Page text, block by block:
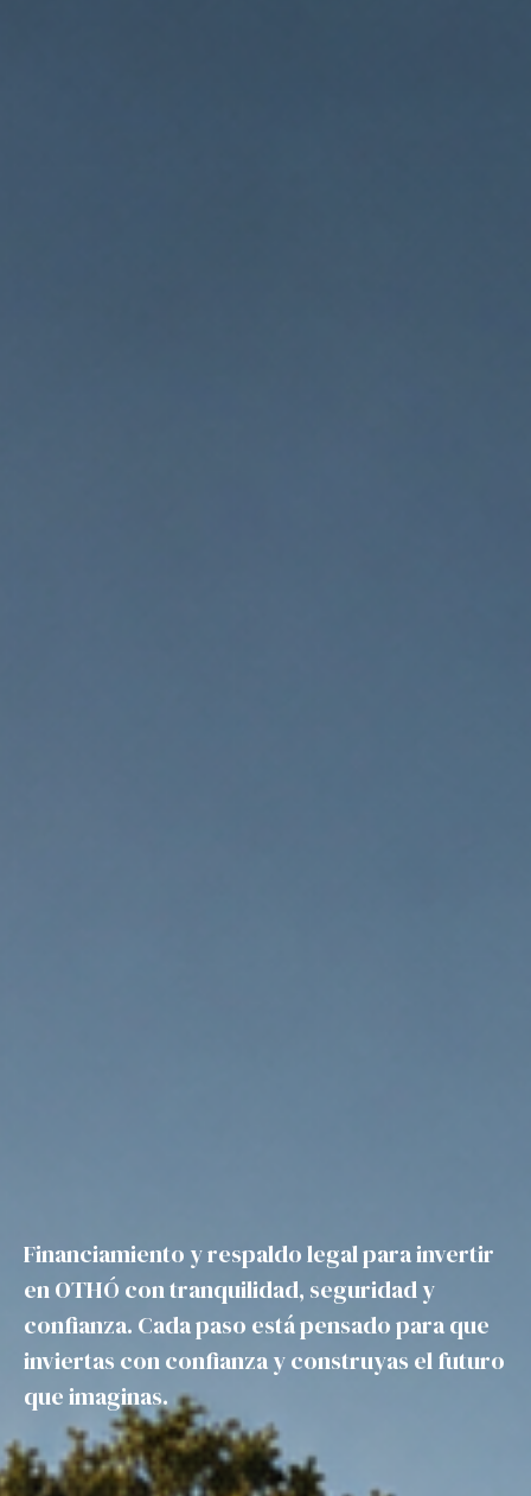
Financiamiento y respaldo legal para invertir
en OTHÓ con tranquilidad, seguridad y
confianza. Cada paso está pensado para que
inviertas con confianza y construyas el futuro
que imaginas.